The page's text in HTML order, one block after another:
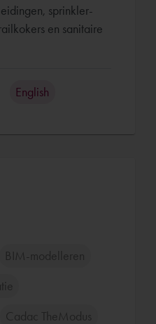
sprinkler-
en sanitaire
English
BIM-modelleren
Cadac TheModus